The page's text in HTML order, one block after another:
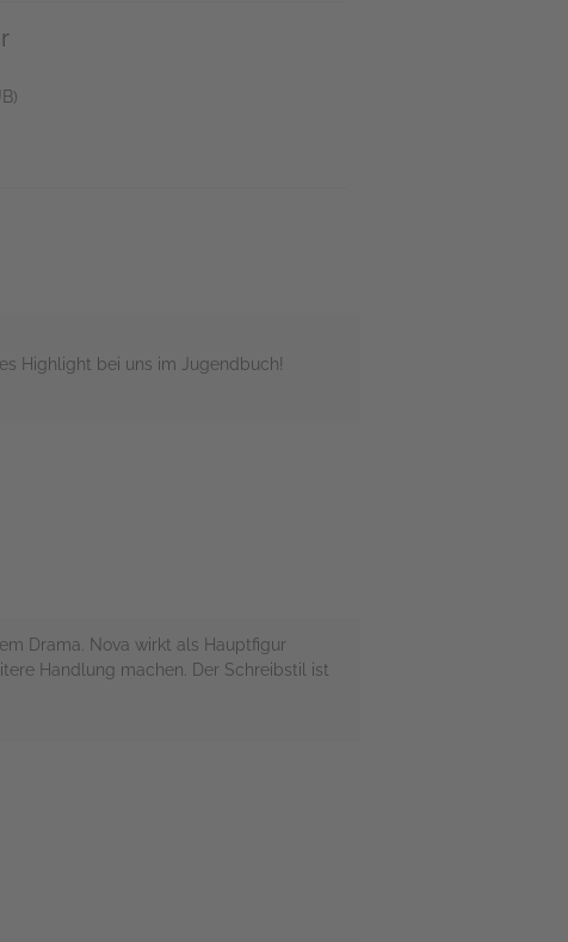
Highlight bei uns im Jugendbuch!
Drama. Nova wirkt als Hauptfigur
Handlung machen. Der Schreibstil ist